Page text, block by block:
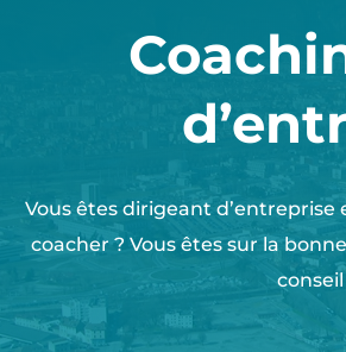
Vous êtes dirigeant
coacher ? Vous êtes sur la